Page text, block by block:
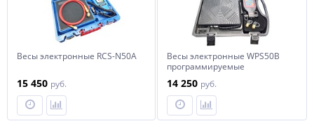
Весы электронные RCS-N50A
15 450 руб.
Весы электронные WPS50B
программируемые
14 250 руб.